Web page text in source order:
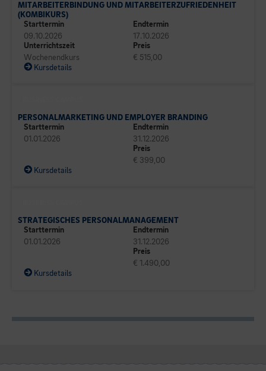
MITARBEITERBINDUNG UND MITARBEITERZUFRIEDENHEIT
(KOMBIKURS)
Starttermin
09.10.2026
Endtermin
17.10.2026
Unterrichtszeit
Wochenendkurs
Preis
€ 515,00
Kursdetails
PERSONALMARKETING UND EMPLOYER BRANDING
Starttermin
01.01.2026
Endtermin
31.12.2026
Preis
€ 399,00
Kursdetails
STRATEGISCHES PERSONALMANAGEMENT
Starttermin
01.01.2026
Endtermin
31.12.2026
Preis
€ 1.490,00
Kursdetails